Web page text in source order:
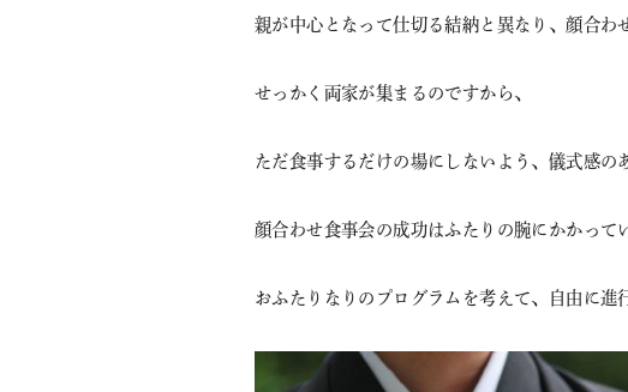
親が中心となって仕切る結納と異なり、顔合
せっかく両家が集まるのですから、
ただ食事するだけの場にしないよう、儀式感の
顔合わせ食事会の成功はふたりの腕にかかって
おふたりなりのプログラムを考えて、自由に